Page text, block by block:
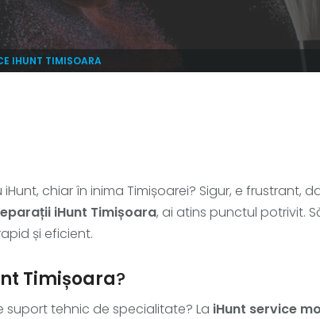
IHUNT TIMISOARA
chiar în inima Timișoarei? Sigur, e frustrant,
iHunt Timișoara, ai atins punctul potrivit.
și eficient.
Timișoara?
suport tehnic de specialitate? La iHunt service